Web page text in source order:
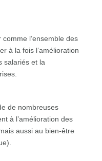
l’ensemble des
à la fois l’amélioration
salariés et la
de nombreuses
à l’amélioration des
aussi au bien-être